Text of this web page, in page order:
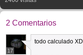
2 Comentarios
17
todo calculado XD